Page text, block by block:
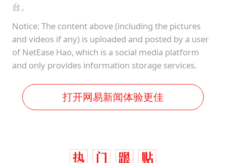
台。
Notice: The content above (including the pictures
and videos if any) is uploaded and posted by a user
of NetEase Hao, which is a social media platform
and only provides information storage services.
打开网易新闻体验更佳